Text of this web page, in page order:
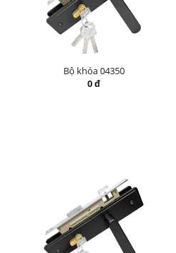
Bộ khóa 04350
0 đ